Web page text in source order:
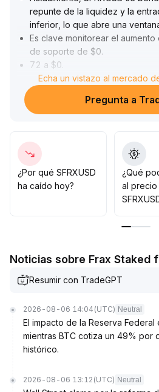
repunte de la liquidez y la
inferior, lo que abre una
Es clave monitorear el
de soporte de $0.
72 a $0
76.
Sin embargo, desde el ciclo
indicadores de actividad de
en mínimos, faltando impulso
Se recomienda a los
corto plazo, pero mantener
beneficios con claridad; en el
debe ser cautelosa y esperar
Echa un vistazo al mercado
Pregunta a
¿Por qué SFRXUSD
ha caído hoy?
¿Qué
al
Noticias sobre Frax Staked
Resumir con TradeGPT
2026-08-06 14:04 (UTC) Neutral
El impacto de la Reserva
mientras BTC cotiza un 49% por
histórico.
2026-08-06 13:12 (UTC) Neutral